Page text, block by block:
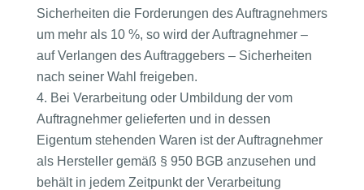
Sicherheiten die Forderungen des Auftragnehmers
um mehr als 10 %, so wird der Auftragnehmer –
auf Verlangen des Auftraggebers – Sicherheiten
nach seiner Wahl freigeben.
Bei Verarbeitung oder Umbildung der vom
Auftragnehmer gelieferten und in dessen
Eigentum stehenden Waren ist der Auftragnehmer
als Hersteller gemäß § 950 BGB anzusehen und
behält in jedem Zeitpunkt der Verarbeitung